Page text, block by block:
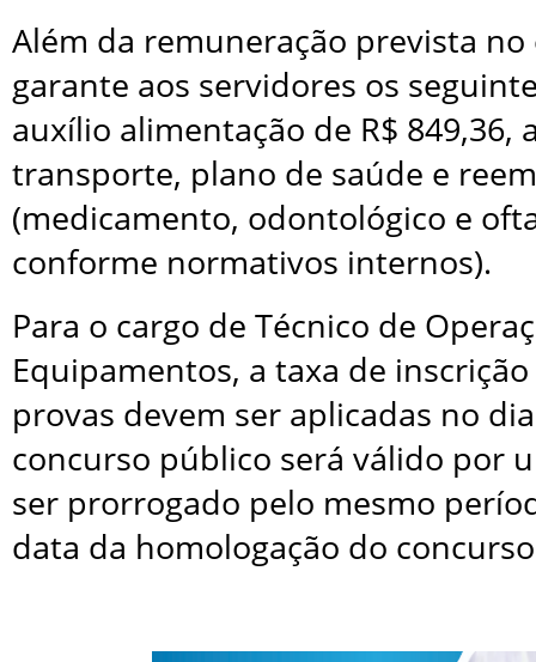
Além da remuneração prevista
garante aos servidores os
auxílio alimentação de R$ 849,36,
transporte, plano de saúde e
(medicamento, odontológico e
conforme normativos internos).
Para o cargo de Técnico de
Equipamentos, a taxa de inscrição
provas devem ser aplicadas no
concurso público será válido por
ser prorrogado pelo mesmo
data da homologação do